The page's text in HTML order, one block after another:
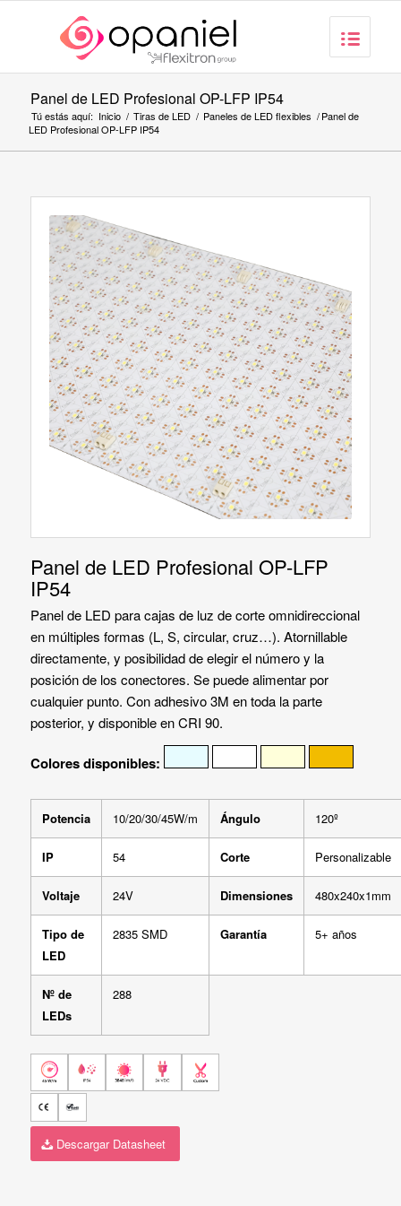
Panel de LED Profesional OP-LFP IP54
Tú estás aquí: Inicio / Tiras de LED / Paneles de LED flexibles / Panel de
LED Profesional OP-LFP IP54
Panel de LED Profesional OP-LFP
IP54
Panel de LED para cajas de luz de corte omnidireccional
en múltiples formas (L, S, circular, cruz…). Atornillable
directamente, y posibilidad de elegir el número y la
posición de los conectores. Se puede alimentar por
cualquier punto. Con adhesivo 3M en toda la parte
posterior, y disponible en CRI 90.
Colores disponibles:
Potencia 10/20/30/45W/m Ángulo 120º
IP 54 Corte Personalizable
Voltaje 24V Dimensiones 480x240x1mm
Tipo de
LED
2835 SMD Garantía 5+ años
Nº de
LEDs
288
Descargar Datasheet